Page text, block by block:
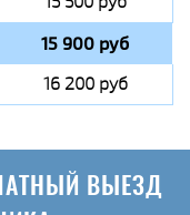
15 900 руб
16 200 руб
ВЫЕЗД